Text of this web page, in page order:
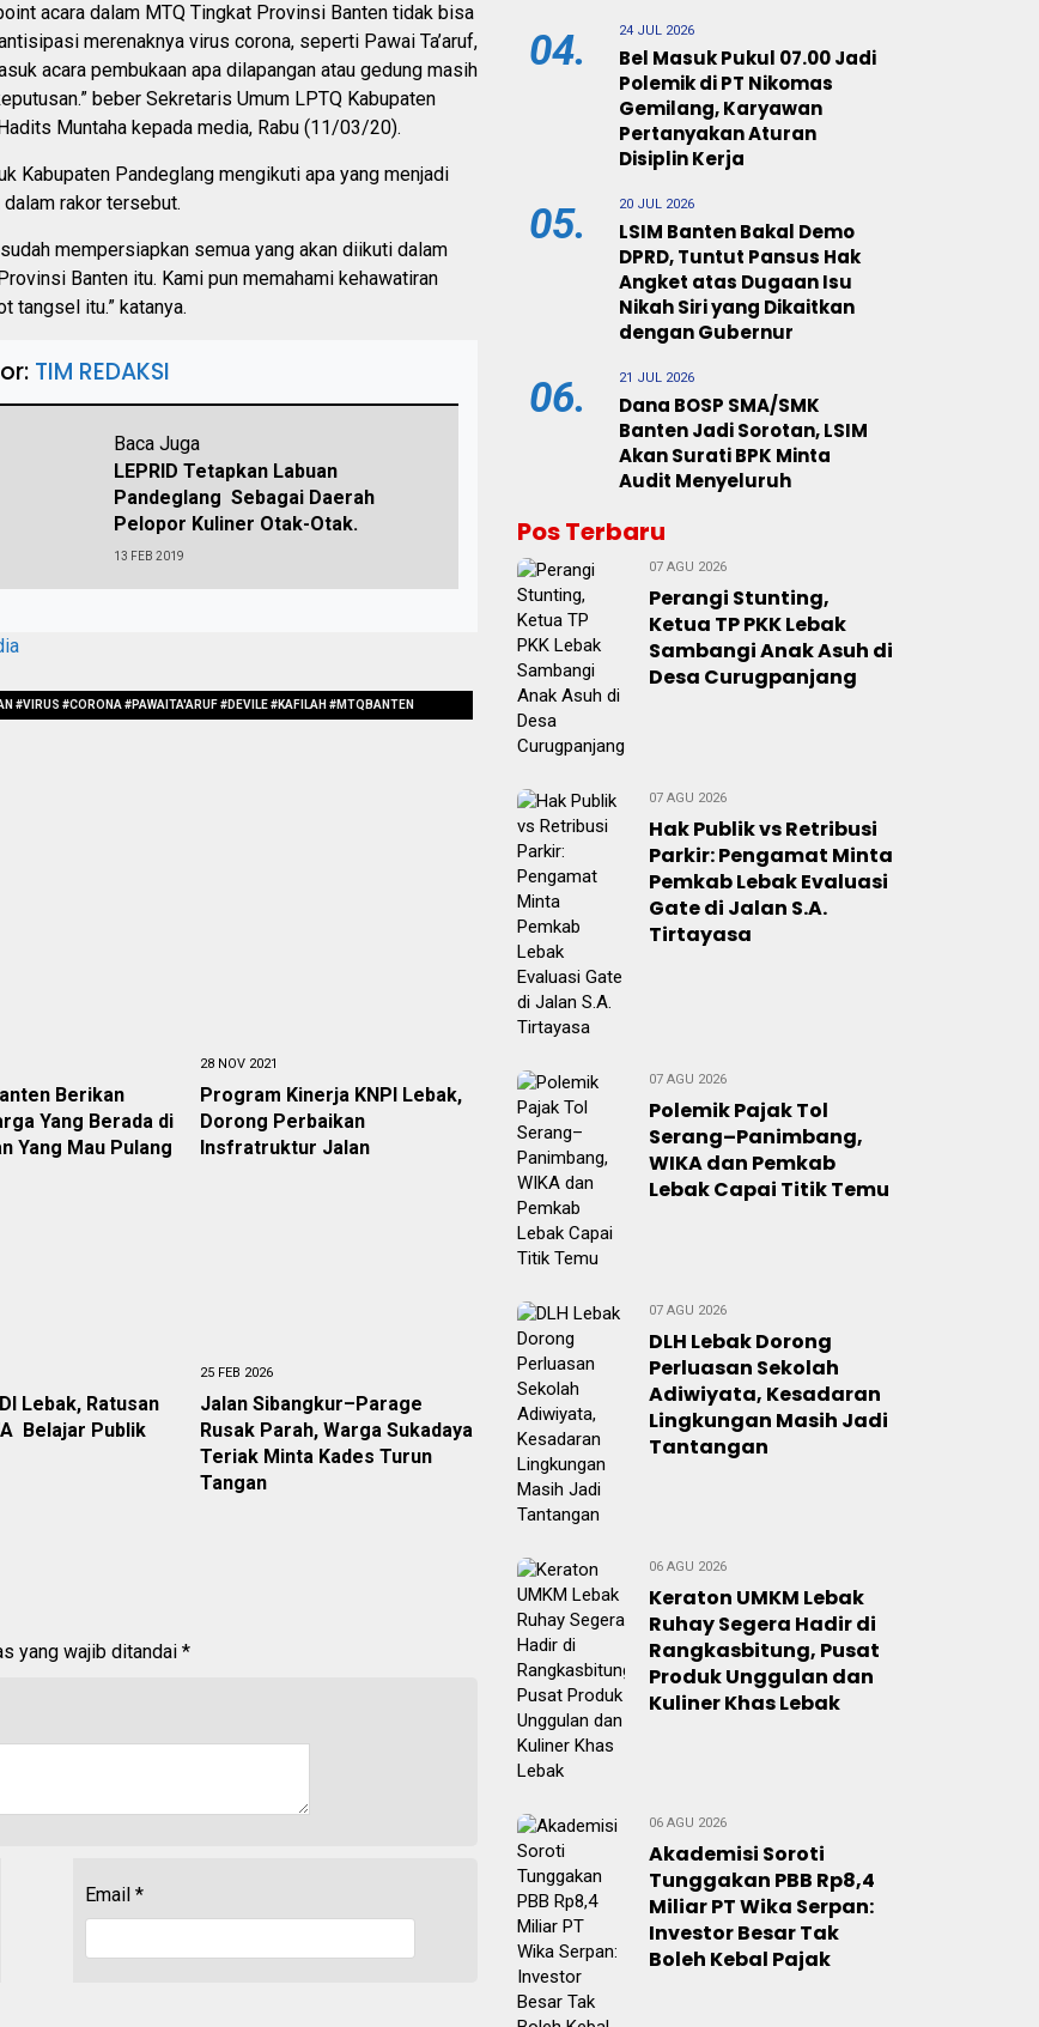
acara dalam MTQ Tingkat Provinsi Banten tidak bisa
merenaknya virus corona, seperti Pawai Ta’aruf,
acara pembukaan apa dilapangan atau gedung masih
beber Sekretaris Umum LPTQ Kabupaten
Muntaha kepada media, Rabu (11/03/20).
Kabupaten Pandeglang mengikuti apa yang menjadi
rakor tersebut.
sudah mempersiapkan semua yang akan diikuti dalam
Banten itu. Kami pun memahami kehawatiran
tangsel itu.” katanya.
TIM REDAKSI
Baca Juga
LEPRID Tetapkan Labuan
Pandeglang Sebagai Daerah
Pelopor Kuliner Otak-Otak.
13 FEB 2019
#VIRUS #CORONA #PAWAITA'ARUF #DEVILE #KAFILAH #MTQBANTEN
Berikan
Yang Berada di
Yang Mau Pulang
28 NOV 2021
Program Kinerja KNPI Lebak,
Dorong Perbaikan
Insfratruktur Jalan
Lebak, Ratusan
Belajar Publik
25 FEB 2026
Jalan Sibangkur–Parage
Rusak Parah, Warga Sukadaya
Teriak Minta Kades Turun
Tangan
yang wajib ditandai *
Email *
04. 24 JUL 2026
Bel Masuk Pukul 07.00 Jadi
Polemik di PT Nikomas
Gemilang, Karyawan
Pertanyakan Aturan
Disiplin Kerja
05. 20 JUL 2026
LSIM Banten Bakal Demo
DPRD, Tuntut Pansus Hak
Angket atas Dugaan Isu
Nikah Siri yang Dikaitkan
dengan Gubernur
06. 21 JUL 2026
Dana BOSP SMA/SMK
Banten Jadi Sorotan, LSIM
Akan Surati BPK Minta
Audit Menyeluruh
Pos Terbaru
07 AGU 2026
Perangi Stunting,
Ketua TP PKK Lebak
Sambangi Anak Asuh di
Desa Curugpanjang
07 AGU 2026
Hak Publik vs Retribusi
Parkir: Pengamat Minta
Pemkab Lebak Evaluasi
Gate di Jalan S.A.
Tirtayasa
07 AGU 2026
Polemik Pajak Tol
Serang–Panimbang,
WIKA dan Pemkab
Lebak Capai Titik Temu
07 AGU 2026
DLH Lebak Dorong
Perluasan Sekolah
Adiwiyata, Kesadaran
Lingkungan Masih Jadi
Tantangan
06 AGU 2026
Keraton UMKM Lebak
Ruhay Segera Hadir di
Rangkasbitung, Pusat
Produk Unggulan dan
Kuliner Khas Lebak
06 AGU 2026
Akademisi Soroti
Tunggakan PBB Rp8,4
Miliar PT Wika Serpan:
Investor Besar Tak
Boleh Kebal Pajak